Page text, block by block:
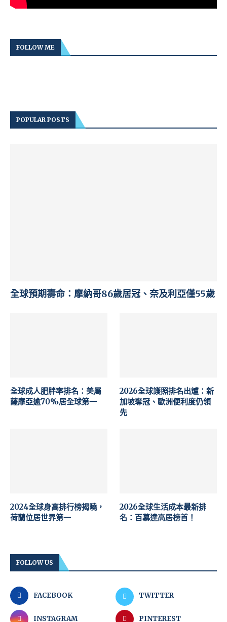
FOLLOW ME
POPULAR POSTS
全球預期壽命：摩納哥86歲居冠、奈及利亞僅55歲
全球成人肥胖率排名：美屬
薩摩亞逾70%居全球第一
2026全球護照排名出爐：新
加坡奪冠、歐洲便利度仍領
先
2024全球身高排行榜揭曉，
荷蘭位居世界第一
2026全球生活成本最新排
名：百慕達高居榜首！
FOLLOW US
FACEBOOK TWITTER
INSTAGRAM PINTEREST